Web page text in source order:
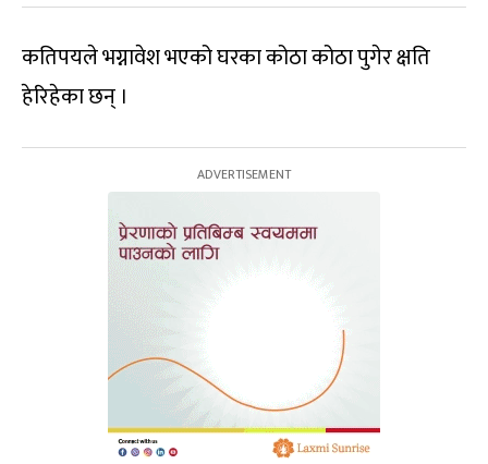
कतिपयले भग्नावेश भएको घरका कोठा कोठा पुगेर क्षति
हेरिहेका छन् ।